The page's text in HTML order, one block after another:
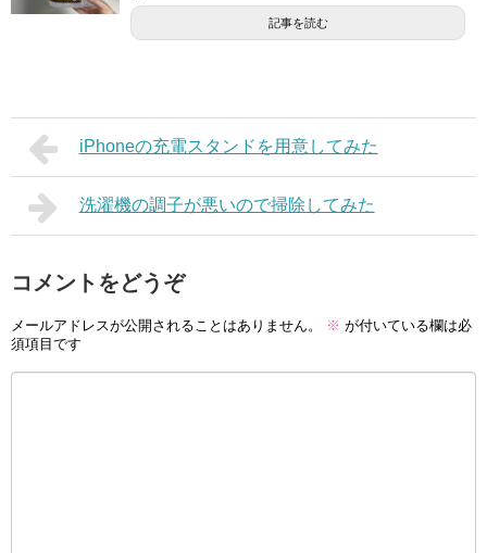
記事を読む
iPhoneの充電スタンドを用意してみた
洗濯機の調子が悪いので掃除してみた
コメントをどうぞ
メールアドレスが公開されることはありません。 ※ が付いている欄は必
須項目です